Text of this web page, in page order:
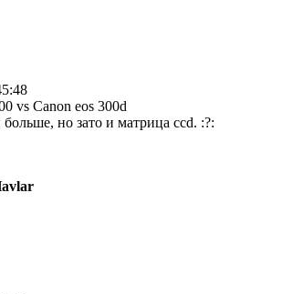
vs Canon eos 300d
но зато и матрица ccd. :?: